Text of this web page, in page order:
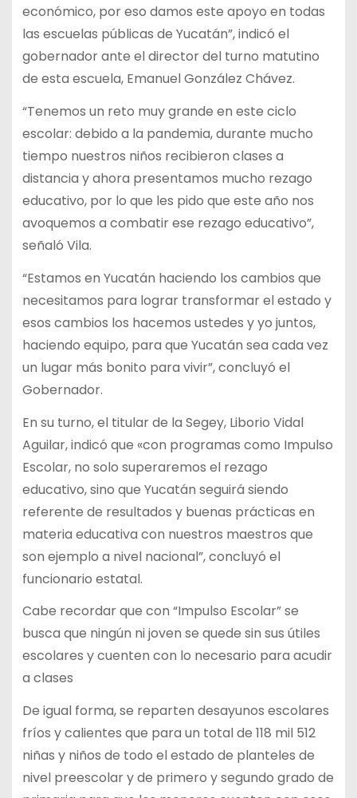
económico, por eso damos este apoyo en todas
las escuelas públicas de Yucatán”, indicó el
gobernador ante el director del turno matutino
de esta escuela, Emanuel González Chávez.
“Tenemos un reto muy grande en este ciclo
escolar: debido a la pandemia, durante mucho
tiempo nuestros niños recibieron clases a
distancia y ahora presentamos mucho rezago
educativo, por lo que les pido que este año nos
avoquemos a combatir ese rezago educativo”,
señaló Vila.
“Estamos en Yucatán haciendo los cambios que
necesitamos para lograr transformar el estado y
esos cambios los hacemos ustedes y yo juntos,
haciendo equipo, para que Yucatán sea cada vez
un lugar más bonito para vivir”, concluyó el
Gobernador.
En su turno, el titular de la Segey, Liborio Vidal
Aguilar, indicó que «con programas como Impulso
Escolar, no solo superaremos el rezago
educativo, sino que Yucatán seguirá siendo
referente de resultados y buenas prácticas en
materia educativa con nuestros maestros que
son ejemplo a nivel nacional”, concluyó el
funcionario estatal.
Cabe recordar que con “Impulso Escolar” se
busca que ningún ni joven se quede sin sus útiles
escolares y cuenten con lo necesario para acudir
a clases
De igual forma, se reparten desayunos escolares
fríos y calientes que para un total de 118 mil 512
niñas y niños de todo el estado de planteles de
nivel preescolar y de primero y segundo grado de